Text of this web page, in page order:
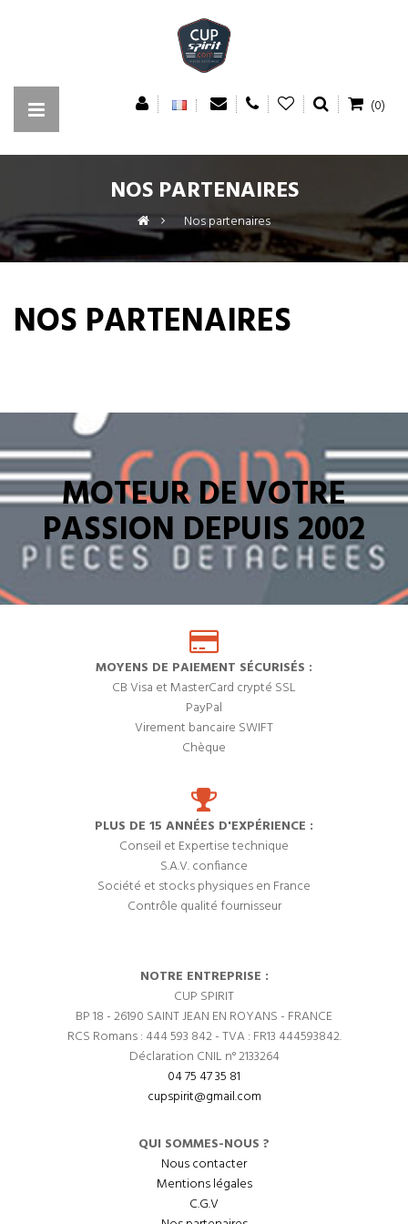
(0)
NOS PARTENAIRES
> Nos partenaires
NOS PARTENAIRES
MOTEUR DE VOTRE
PASSION DEPUIS 2002
MOYENS DE PAIEMENT SÉCURISÉS :
CB Visa et MasterCard crypté SSL
PayPal
Virement bancaire SWIFT
Chèque
PLUS DE 15 ANNÉES D'EXPÉRIENCE :
Conseil et Expertise technique
S.A.V. confiance
Société et stocks physiques en France
Contrôle qualité fournisseur
NOTRE ENTREPRISE :
CUP SPIRIT
BP 18 - 26190 SAINT JEAN EN ROYANS - FRANCE
RCS Romans : 444 593 842 - TVA : FR13 444593842.
Déclaration CNIL n° 2133264
04 75 47 35 81
cupspirit@gmail.com
QUI SOMMES-NOUS ?
Nous contacter
Mentions légales
C.G.V